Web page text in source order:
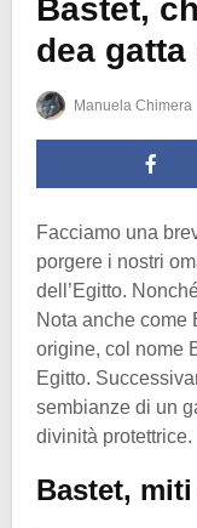
Bastet,
dea gatta
Manuela Chimera
Facciamo una
porgere i nostri
dell’Egitto.
Nota anche come
origine, col nome
Egitto.
sembianze di un
divinità protettrice.
Bastet,